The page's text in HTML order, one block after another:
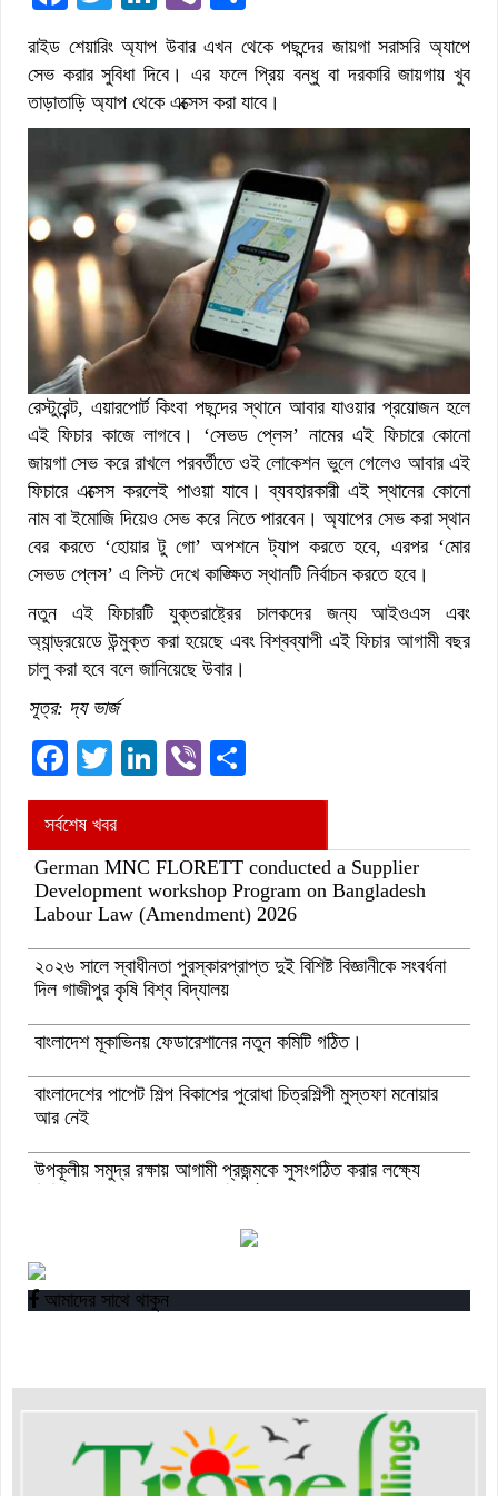
রাইড শেয়ারিং অ্যাপ উবার এখন থেকে পছন্দের জায়গা সরাসরি অ্যাপে
সেভ করার সুবিধা দিবে। এর ফলে প্রিয় বন্ধু বা দরকারি জায়গায় খুব
তাড়াতাড়ি অ্যাপ থেকে এক্সেস করা যাবে।
রেস্টুরেন্ট, এয়ারপোর্ট কিংবা পছন্দের স্থানে আবার যাওয়ার প্রয়োজন হলে
এই ফিচার কাজে লাগবে। ‘সেভড প্লেস’ নামের এই ফিচারে কোনো
জায়গা সেভ করে রাখলে পরবর্তীতে ওই লোকেশন ভুলে গেলেও আবার এই
ফিচারে এক্সেস করলেই পাওয়া যাবে। ব্যবহারকারী এই স্থানের কোনো
নাম বা ইমোজি দিয়েও সেভ করে নিতে পারবেন। অ্যাপের সেভ করা স্থান
বের করতে ‘হোয়ার টু গো’ অপশনে ট্যাপ করতে হবে, এরপর ‘মোর
সেভড প্লেস’ এ লিস্ট দেখে কাঙ্ক্ষিত স্থানটি নির্বাচন করতে হবে।
নতুন এই ফিচারটি যুক্তরাষ্ট্রের চালকদের জন্য আইওএস এবং
অ্যান্ড্রয়েডে উন্মুক্ত করা হয়েছে এবং বিশ্বব্যাপী এই ফিচার আগামী বছর
চালু করা হবে বলে জানিয়েছে উবার।
সূত্র: দ্য ভার্জ
Facebook
TwitterLinkedIn
Viber
সর্বশেষ খবর
German MNC FLORETT conducted a Supplier
Development workshop Program on Bangladesh
Labour Law (Amendment) 2026
২০২৬ সালে স্বাধীনতা পুরস্কারপ্রাপ্ত দুই বিশিষ্ট বিজ্ঞানীকে সংবর্ধনা
দিল গাজীপুর কৃষি বিশ্ব বিদ্যালয়
বাংলাদেশ মূকাভিনয় ফেডারেশানের নতুন কমিটি গঠিত।
বাংলাদেশের পাপেট শিল্প বিকাশের পুরোধা চিত্রশিল্পী মুস্তফা মনোয়ার
আর নেই
উপকূলীয় সমুদ্র রক্ষায় আগামী প্রজন্মকে সুসংগঠিত করার লক্ষ্যে
“বাংলাদেশ ইনস্টিটিউট অব ট্যুরিজম অ্যান্ড হসপিটালিটি” তে ৬ মাস
মেয়াদী চারটি সার্টিফিকেট কোর্সে ভর্তি শুরু হয়েছে।
আমাদের সাথে থাকুন